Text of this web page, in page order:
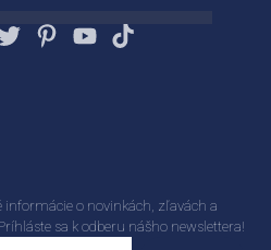
informácie o novinkách, zľavách a
sa k odberu nášho newslettera!